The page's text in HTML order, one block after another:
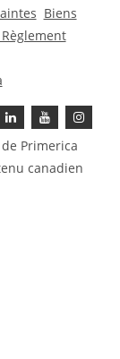
Biens
Primerica
canadien